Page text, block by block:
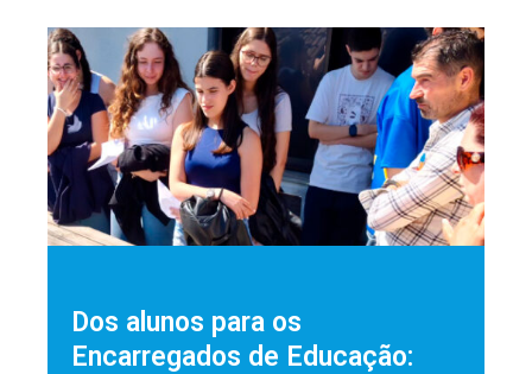
Dos alunos para os
Encarregados de Educação: